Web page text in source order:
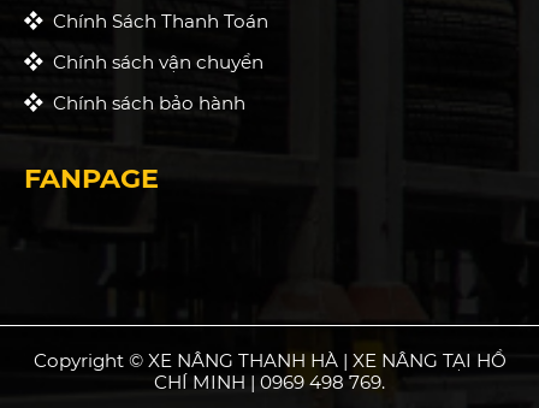
Chính Sách Thanh Toán
Chính sách vận chuyển
Chính sách bảo hành
FANPAGE
Copyright © XE NÂNG THANH HÀ | XE NÂNG TẠI HỒ
CHÍ MINH | 0969 498 769.